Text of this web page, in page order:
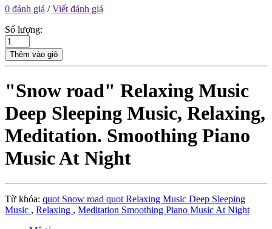
0 đánh giá /Viết đánh giá
Số lượng:
Thêm vào giỏ
"Snow road" Relaxing Music
Deep Sleeping Music, Relaxing,
Meditation. Smoothing Piano
Music At Night
Từ khóa: quot Snow road quot Relaxing Music Deep Sleeping
Music , Relaxing , Meditation Smoothing Piano Music At Night